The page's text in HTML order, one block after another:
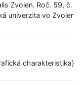
Zvolen. Roč. 59, č. 1
univerzita vo Zvolene,
charakteristika)